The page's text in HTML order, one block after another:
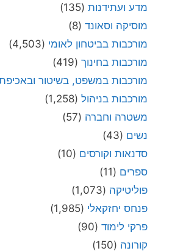
מדע ועתידנות (135)
מוסיקה וסאונד (8)
מורכבות בביטחון לאומי (4,503)
מורכבות בחינוך (419)
מורכבות במשפט, בשיטור
מורכבות בניהול (1,258)
משטרה וחברה (57)
נשים (43)
סדנאות וקורסים (10)
ספרים (11)
פוליטיקה (1,073)
פנחס יחזקאלי (1,985)
פרקי לימוד (90)
קורונה (150)